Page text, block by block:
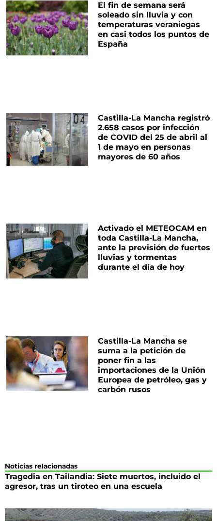
El fin de semana será
soleado sin lluvia y con
temperaturas veraniegas
en casi todos los puntos de
España
Castilla-La Mancha registró
2.658 casos por infección
de COVID del 25 de abril al
1 de mayo en personas
mayores de 60 años
Activado el METEOCAM en
toda Castilla-La Mancha,
ante la previsión de fuertes
lluvias y tormentas
durante el día de hoy
Castilla-La Mancha se
suma a la petición de
poner fin a las
importaciones de la Unión
Europea de petróleo, gas y
carbón rusos
Noticias relacionadas
Tragedia en Tailandia: Siete muertos, incluido el
agresor, tras un tiroteo en una escuela